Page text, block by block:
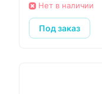
Нет в наличии
Под заказ